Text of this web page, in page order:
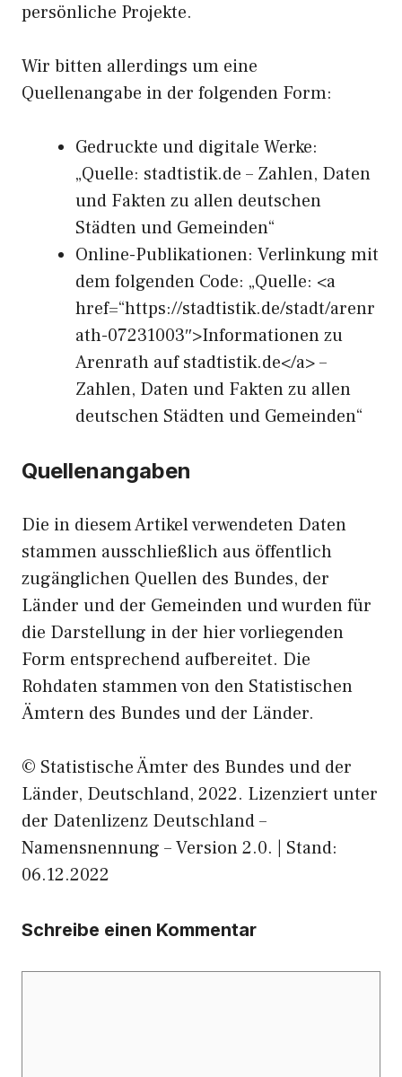
persönliche Projekte.
Wir bitten allerdings um eine
Quellenangabe in der folgenden Form:
Gedruckte und digitale Werke:
„Quelle: stadtistik.de – Zahlen, Daten
und Fakten zu allen deutschen
Städten und Gemeinden“
Online-Publikationen: Verlinkung mit
dem folgenden Code: „Quelle: <a
href=“https://stadtistik.de/stadt/arenr
ath-07231003″>Informationen zu
Arenrath auf stadtistik.de</a> –
Zahlen, Daten und Fakten zu allen
deutschen Städten und Gemeinden“
Quellenangaben
Die in diesem Artikel verwendeten Daten
stammen ausschließlich aus öffentlich
zugänglichen Quellen des Bundes, der
Länder und der Gemeinden und wurden für
die Darstellung in der hier vorliegenden
Form entsprechend aufbereitet. Die
Rohdaten stammen von den Statistischen
Ämtern des Bundes und der Länder.
© Statistische Ämter des Bundes und der
Länder, Deutschland, 2022. Lizenziert unter
der Datenlizenz Deutschland –
Namensnennung – Version 2.0. | Stand:
06.12.2022
Schreibe einen Kommentar